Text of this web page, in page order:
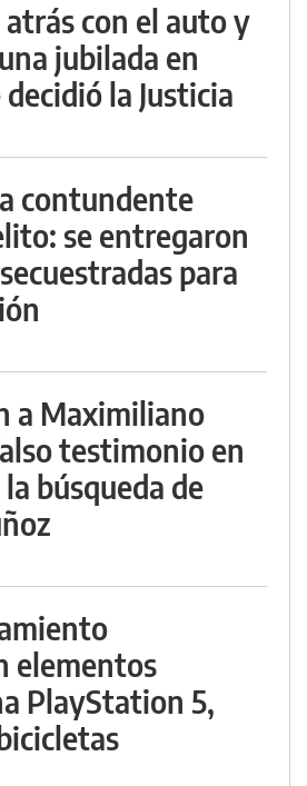
con el auto y
jubilada en
la Justicia
contundente
se entregaron
para
a Maximiliano
testimonio en
búsqueda de
elementos
PlayStation 5,